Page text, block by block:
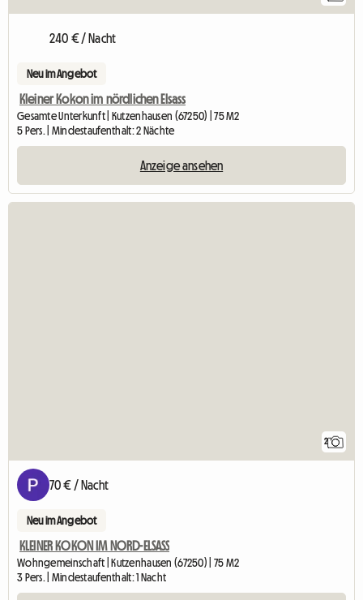
240 € / Nacht
Neu im Angebot
Kleiner Kokon im nördlichen Elsass
Gesamte Unterkunft | Kutzenhausen (67250) | 75 M2
5 Pers. | Mindestaufenthalt: 2 Nächte
Anzeige ansehen
2
70 € / Nacht
Neu im Angebot
KLEINER KOKON IM NORD-ELSASS
Wohngemeinschaft | Kutzenhausen (67250) | 75 M2
3 Pers. | Mindestaufenthalt: 1 Nacht